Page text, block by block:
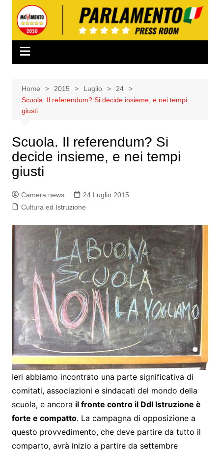
contenuto
Home 2015 Luglio
24
Scuola. Il referendum? Si decide insieme, e nei tempi
giusti
Scuola. Il referendum? Si
decide insieme, e nei tempi
giusti
Camera news
24 Luglio 2015
Cultura ed Istruzione
Ieri abbiamo incontrato una parte significativa di
comitati, associazioni e sindacati del mondo della
scuola, e ancora il fronte contro il Ddl Istruzione è
forte e compatto. La campagna di opposizione a
questo provvedimento, che deve partire da tutto il
comparto, avrà inizio a partire da settembre